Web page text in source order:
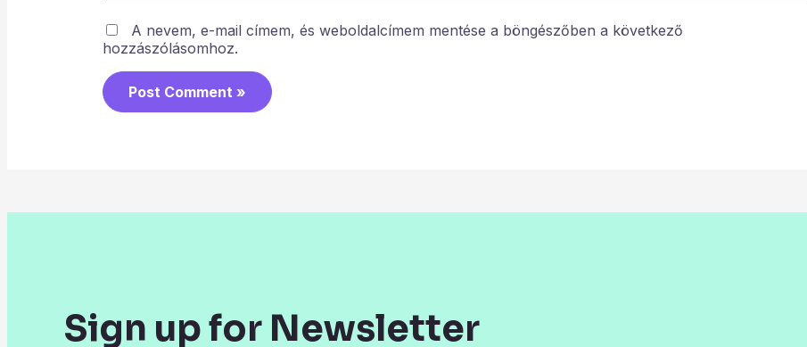
A nevem, e-mail címem, és weboldalcímem mentése a böngészőben a következő
hozzászólásomhoz.
Sign up for Newsletter